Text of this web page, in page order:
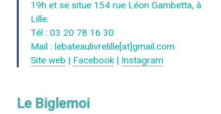
19h et se situe 154 rue Léon Gambetta, à
Lille.
Tél : 03 20 78 16 30
Mail : lebateaulivrelille[at]gmail.com
Site web | Facebook | Instagram
Le Biglemoi